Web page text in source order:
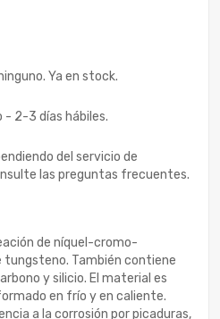
Ya en stock.
- 2-3 días hábiles.
del servicio de
las preguntas frecuentes.
de níquel-cromo-
tungsteno. También contiene
y silicio. El material es
en frío y en caliente.
a la corrosión por picaduras,